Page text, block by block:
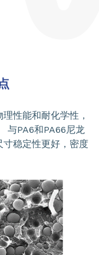
性能和耐化学性，
与PA6和PA66尼龙
寸稳定性更好，密度